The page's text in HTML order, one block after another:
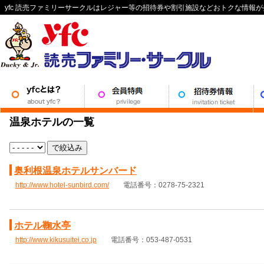
yfc 読売ファミリーサークルはレジャー等の招待券や割引施設などおトクな情報
温泉ホテルの一覧
で絞込み
奥利根温泉ホテルサンバード
http://www.hotel-sunbird.com/電話番号：0278-75-2321
ホテル鞠水亭
http://www.kikusuitei.co.jp 電話番号：053-487-0531